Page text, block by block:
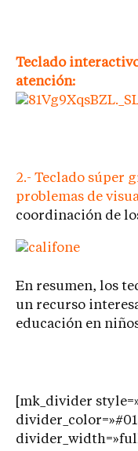
Teclado
atención:
2.- Teclado súper
problemas de
coordinación de
En resumen, los
un recurso
educación en
[mk_divider